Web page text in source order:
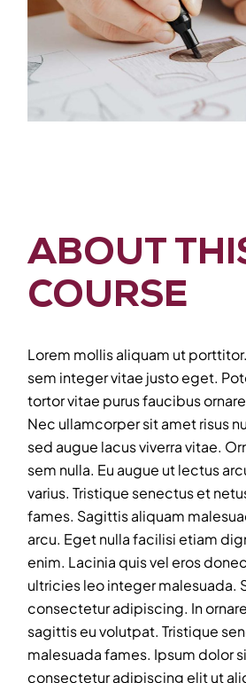
ABOUT
COURSE
Lorem mollis aliquam ut
sem integer vitae justo eget.
tortor vitae purus faucibus
Nec ullamcorper sit amet risus
sed augue lacus viverra vitae.
sem nulla. Eu augue ut lectus
varius. Tristique senectus et
fames. Sagittis aliquam
arcu. Eget nulla facilisi etiam
enim. Lacinia quis vel eros
ultricies leo integer malesuada.
consectetur adipiscing. In
sagittis eu volutpat. Tristique
malesuada fames. Ipsum dolor
consectetur adipiscing elit ut